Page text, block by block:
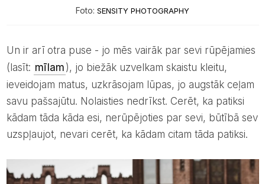
Foto: SENSITY PHOTOGRAPHY
Un ir arī otra puse - jo mēs vairāk par sevi rūpējamies
(lasīt: mīlam ), jo biežāk uzvelkam skaistu kleitu,
ieveidojam matus, uzkrāsojam lūpas, jo augstāk ceļam
savu pašsajūtu. Nolaisties nedrīkst. Cerēt, ka patiksi
kādam tāda kāda esi, nerūpējoties par sevi, būtībā sev
uzspļaujot, nevari cerēt, ka kādam citam tāda patiksi.